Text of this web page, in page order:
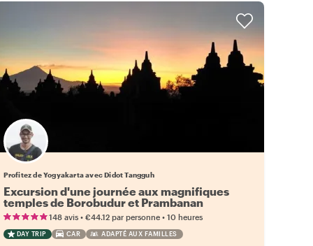
Profitez de Yogyakarta avec Didot Tangguh
Excursion d'une journée aux magnifiques
temples de Borobudur et Prambanan
148 avis• €44.12 par personne• 10 heures
DAY TRIP CAR ADAPTÉ AUX FAMILLES